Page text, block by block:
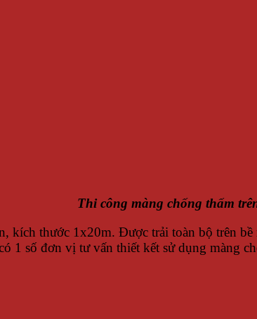
Thi công màng chống thấm
kích thước 1x20m. Được trải toàn bộ trên
1 số đơn vị tư vấn thiết kết sử dụng màng